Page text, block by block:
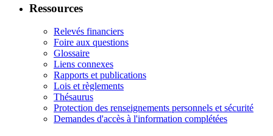
Ressources
Relevés financiers
Foire aux questions
Glossaire
Liens connexes
Rapports et publications
Lois et règlements
Thésaurus
Protection des renseignements personnels et sécurité
Demandes d'accès à l'information complétées